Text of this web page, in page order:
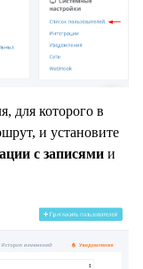
для которого в
и установите
с записями и